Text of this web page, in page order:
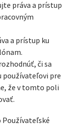
práva a prístup
a prístup ku
či sa
používateľovi pre
že v tomto poli